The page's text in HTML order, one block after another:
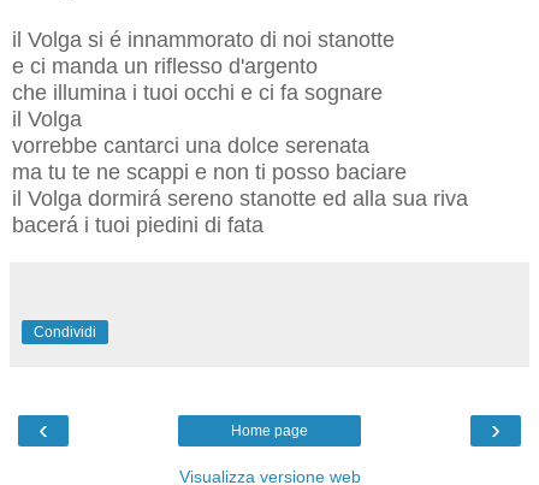
il Volga si é innammorato di noi stanotte
e ci manda un riflesso d'argento
che illumina i tuoi occhi e ci fa sognare
il Volga
vorrebbe cantarci una dolce serenata
ma tu te ne scappi e non ti posso baciare
il Volga dormirá sereno stanotte ed alla sua riva
bacerá i tuoi piedini di fata
Condividi
‹ ›
Home page
Visualizza versione web